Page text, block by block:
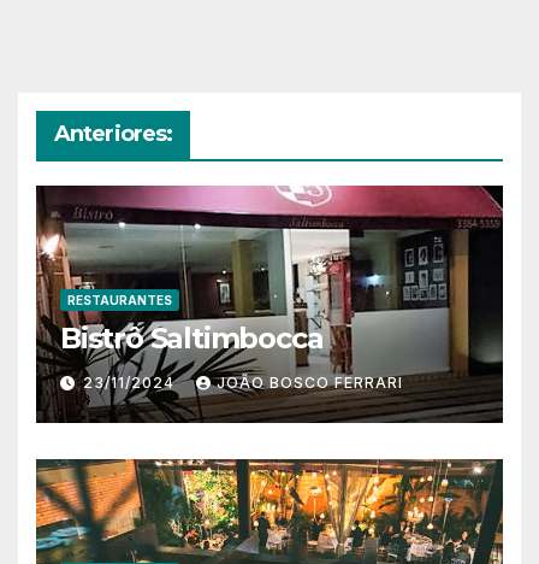
Anteriores:
RESTAURANTES
Bistrô Saltimbocca
23/11/2024 JOÃO BOSCO FERRARI